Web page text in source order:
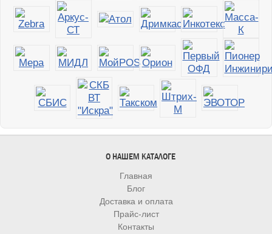
О НАШЕМ КАТАЛОГЕ
Главная
Блог
Доставка и оплата
Прайс-лист
Контакты